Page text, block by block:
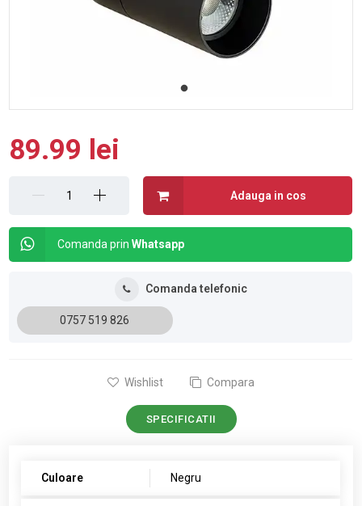
89.99 lei
Adauga in cos
Comanda prinWhatsapp
Comanda telefonic
0757 519 826
Wishlist Compara
SPECIFICATII
Culoare Negru